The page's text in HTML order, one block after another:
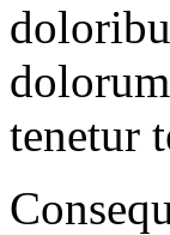
tenetur